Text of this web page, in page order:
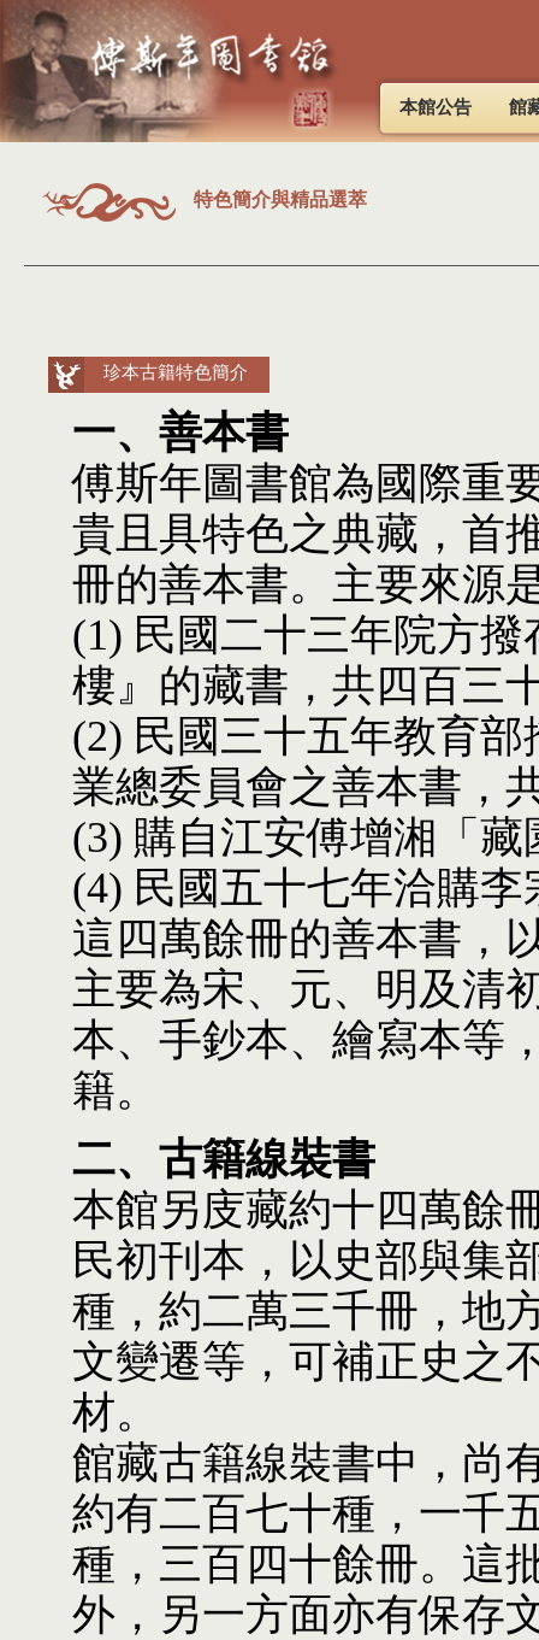
本館公告 館
特色簡介與精品選萃
珍本古籍特色簡介
一、善本書
傅斯年圖書館為國際重
貴且具特色之典藏，首
冊的善本書。主要來源
(1) 民國二十三年院方
樓』的藏書，共四百三
(2) 民國三十五年教育
業總委員會之善本書，
(3) 購自江安傅增湘「
(4) 民國五十七年洽購
這四萬餘冊的善本書，
主要為宋、元、明及清
本、手鈔本、繪寫本等
籍。
二、古籍線裝書
本館另庋藏約十四萬餘
民初刊本，以史部與集
種，約二萬三千冊，地
文變遷等，可補正史之
材。
館藏古籍線裝書中，尚
約有二百七十種，一千
種，三百四十餘冊。這
外，另一方面亦有保存